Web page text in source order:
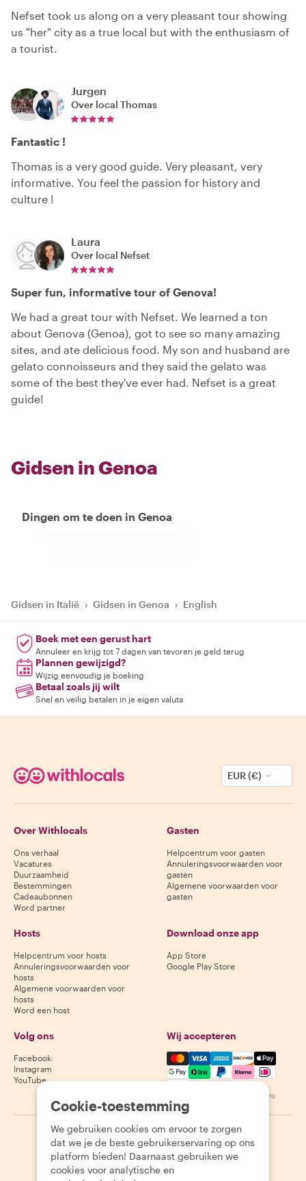
Nefset took us along on a very pleasant tour showing
us "her" city as a true local but with the enthusiasm of
a tourist.
Jurgen
Over local Thomas
Fantastic !
Thomas is a very good guide. Very pleasant, very
informative. You feel the passion for history and
culture !
Laura
Over local Nefset
Super fun, informative tour of Genova!
We had a great tour with Nefset. We learned a ton
about Genova (Genoa), got to see so many amazing
sites, and ate delicious food. My son and husband are
gelato connoisseurs and they said the gelato was
some of the best they've ever had. Nefset is a great
guide!
Gidsen in Genoa
Dingen om te doen in Genoa
Gidsen in Italië › Gidsen in Genoa › English
Boek met een gerust hart
Annuleer en krijg tot 7 dagen van tevoren je geld terug
Plannen gewijzigd?
Wijzig eenvoudig je boeking
Betaal zoals jij wilt
Snel en veilig betalen in je eigen valuta
EUR (€)
Over Withlocals
Ons verhaal
Vacatures
Duurzaamheid
Bestemmingen
Cadeaubonnen
Word partner
Gasten
Helpcentrum voor gasten
Annuleringsvoorwaarden voor
gasten
Algemene voorwaarden voor
gasten
Hosts
Helpcentrum voor hosts
Annuleringsvoorwaarden voor
hosts
Algemene voorwaarden voor
hosts
Word een host
Download onze app
App Store
Google Play Store
Volg ons
Facebook
Instagram
YouTube
Wij accepteren
Mastercard, Visa, Amex,
Beschikbaarheid varieert per bestemming
2026 Withlocals.com Privacybeleid Cookies
Cookie-toestemming
We gebruiken cookies om ervoor te zorgen
dat we je de beste gebruikerservaring op ons
platform bieden! Daarnaast gebruiken we
cookies voor analytische en